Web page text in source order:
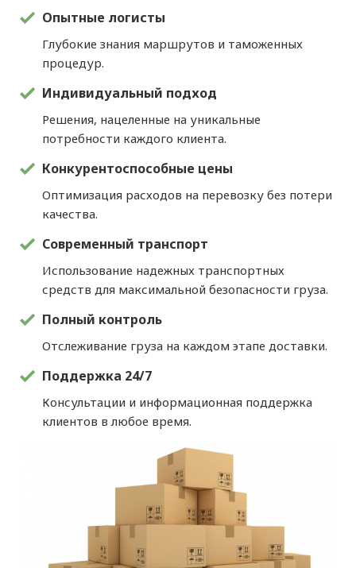
Опытные логисты
Глубокие знания маршрутов и таможенных
процедур.
Индивидуальный подход
Решения, нацеленные на уникальные
потребности каждого клиента.
Конкурентоспособные цены
Оптимизация расходов на перевозку без потери
качества.
Современный транспорт
Использование надежных транспортных
средств для максимальной безопасности груза.
Полный контроль
Отслеживание груза на каждом этапе доставки.
Поддержка 24/7
Консультации и информационная поддержка
клиентов в любое время.